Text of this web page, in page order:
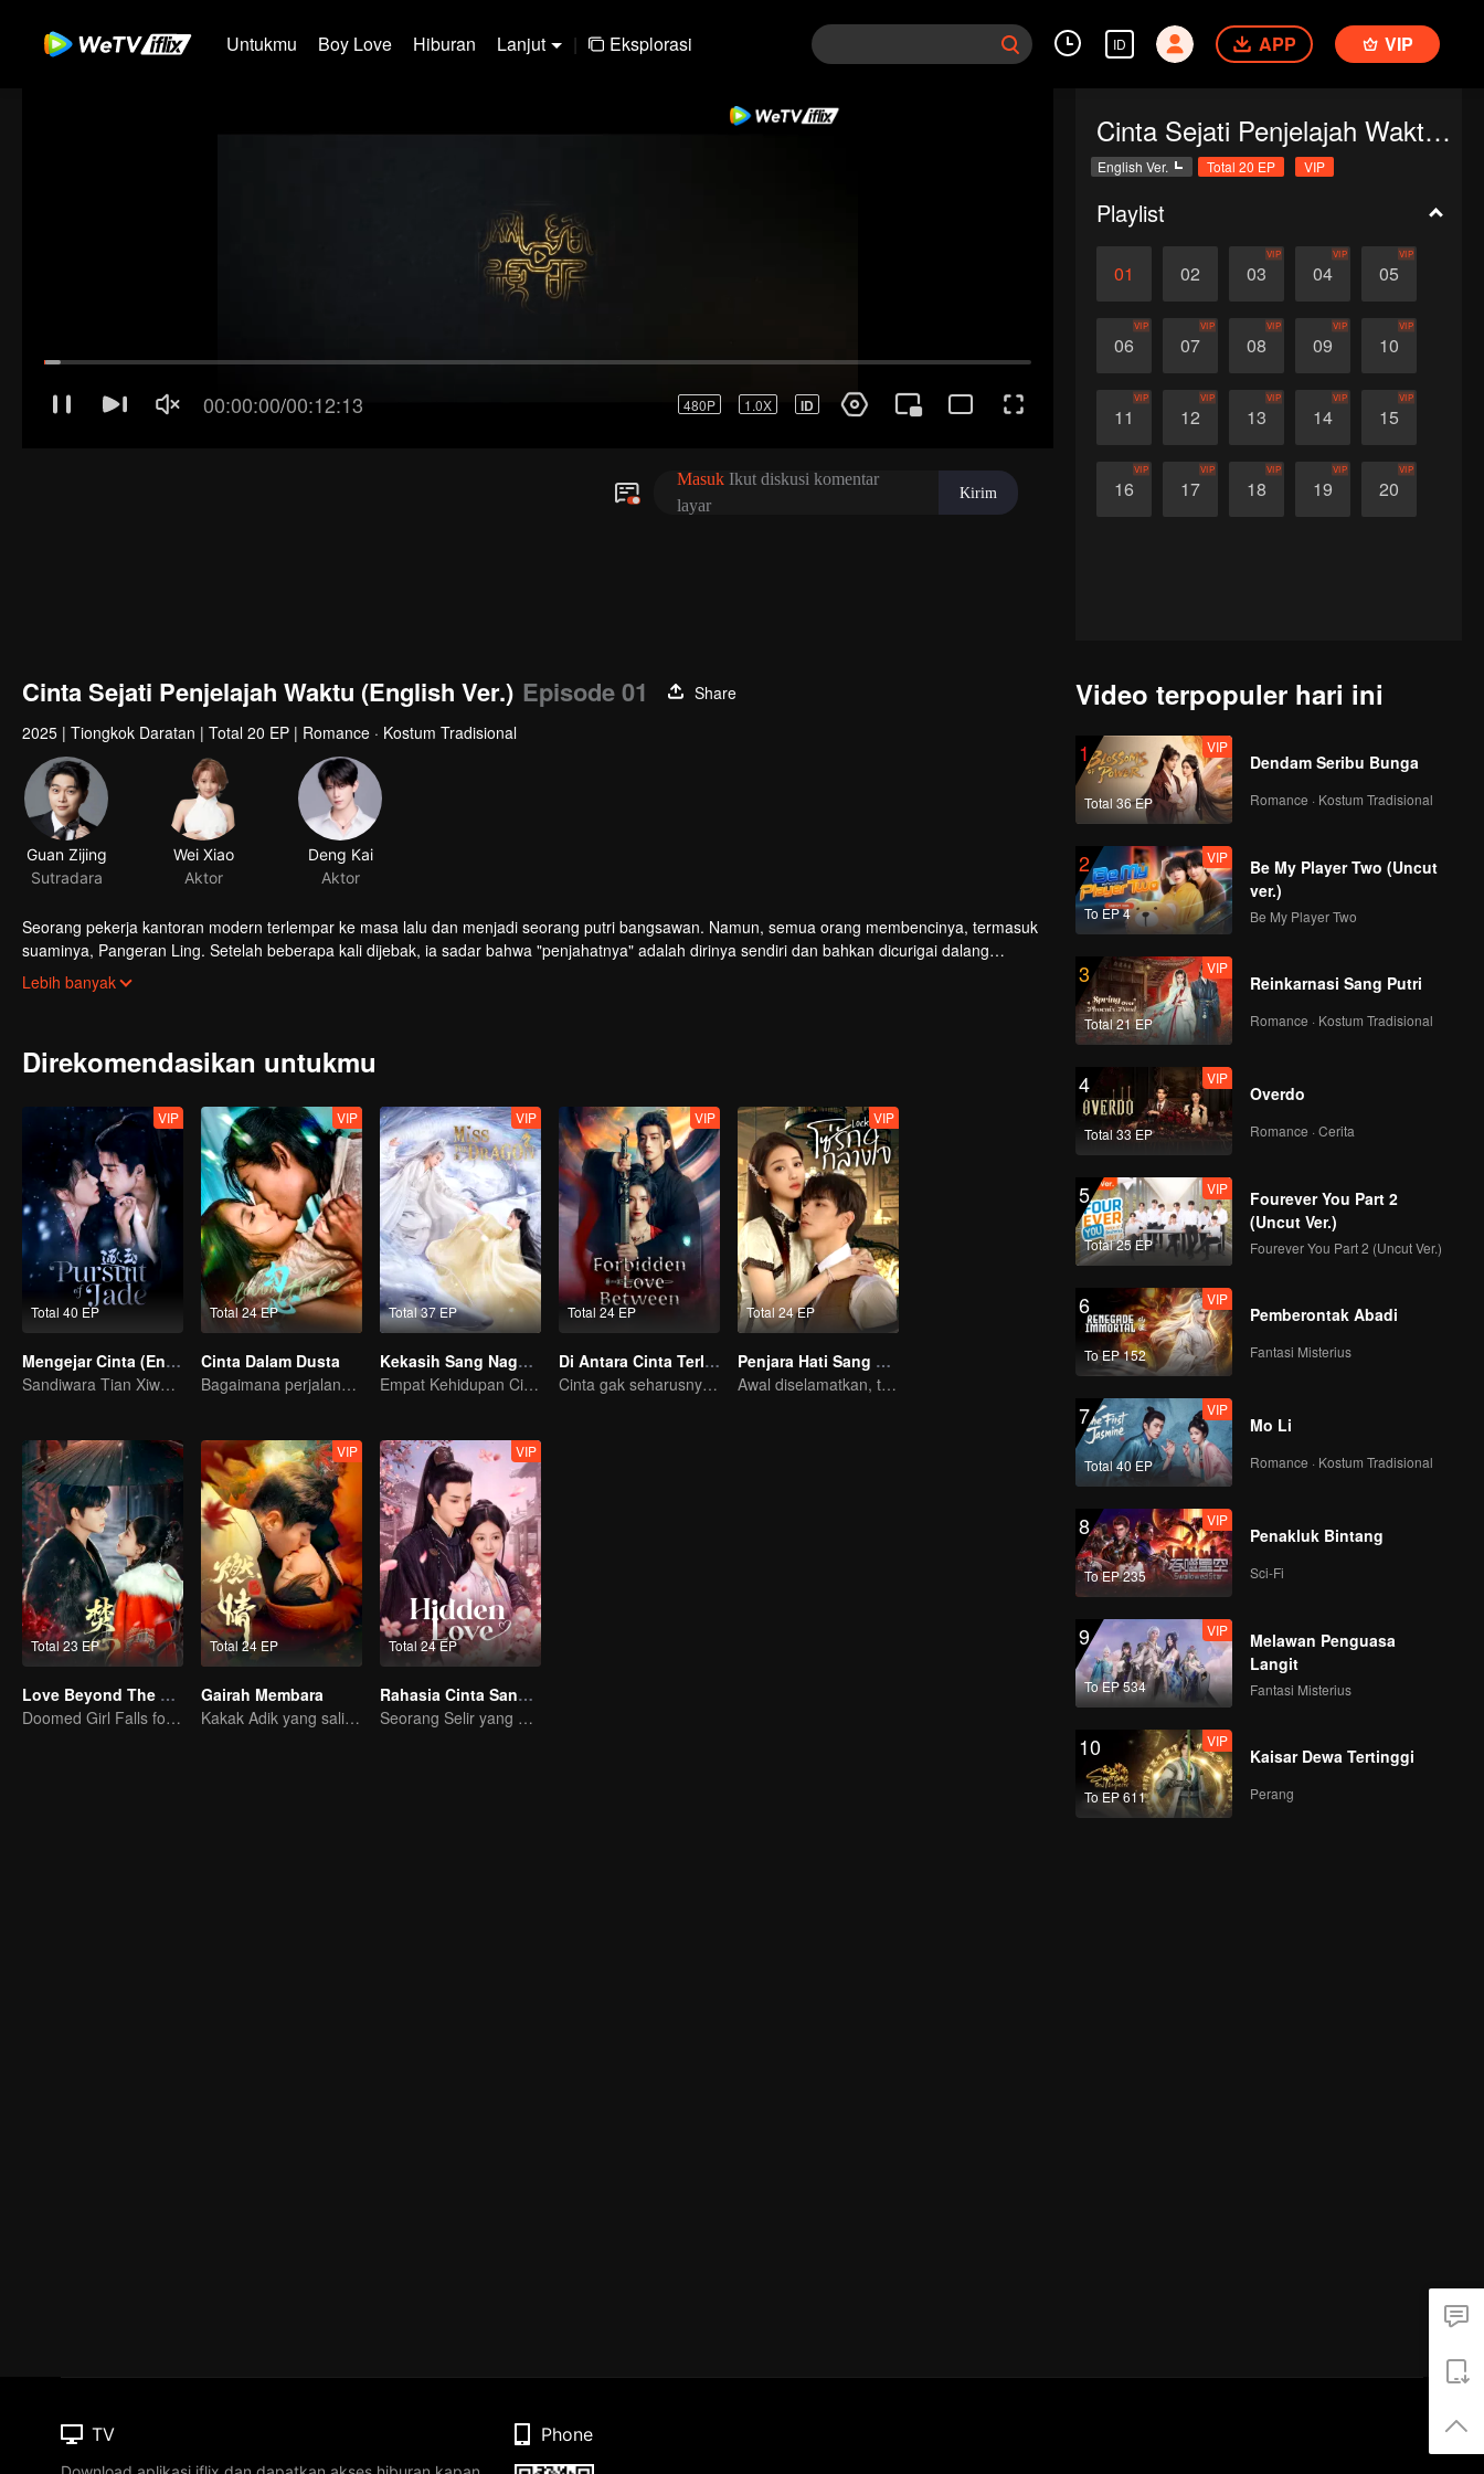
Untukmu Boy Love Hiburan Lanjut | Eksplorasi ID APP VIP
Cinta Sejati Penjelajah Waktu (English Ver.)
English Ver. Total 20 EP VIP
Playlist
01 02 03
VIP
04
VIP
05
VIP
06
VIP
07
VIP
08
VIP
09
VIP
10
VIP
11
VIP
12
VIP
13
VIP
14
VIP
15
VIP
16
VIP
17
VIP
18
VIP
19
VIP
20
VIP
Cinta Sejati Penjelajah Waktu (English Ver.) Episode 01
Share
2025 | Tiongkok Daratan | Total 20 EP | Romance · Kostum Tradisional
Guan Zijing
Sutradara
Wei Xiao
Aktor
Deng Kai
Aktor
Seorang pekerja kantoran modern terlempar ke masa lalu dan menjadi seorang putri bangsawan. Namun, semua orang membencinya, termasuk
suaminya, Pangeran Ling. Setelah beberapa kali dijebak, ia sadar bahwa "penjahatnya" adalah dirinya sendiri dan bahkan dicurigai dalang
kematian ibu Pangeran Ling! Bersama sang pangeran, ia pun mencari kebenaran.
Lebih banyak
Direkomendasikan untukmu
Total 40 EP
VIP
Mengejar Cinta (English Ver.)
Sandiwara Tian Xiwei dan Zhang Linghe berubah jadi cinta
Total 24 EP
VIP
Cinta Dalam Dusta
Bagaimana perjalana pelukis misterius balas dendam?
Total 37 EP
VIP
Kekasih Sang Naga (English Ver.)
Empat Kehidupan Cinta
Total 24 EP
VIP
Di Antara Cinta Terlarang
Cinta gak seharusnya ada antara mereka
Total 24 EP
VIP
Penjara Hati Sang Jenderal (Thai Ver.)
Awal diselamatkan, tetapi hanya untuk di kurung?
Total 23 EP
Love Beyond The Curse (Thai Ver.)
Doomed Girl Falls for the Immortal Vampire
Total 24 EP
VIP
Gairah Membara
Kakak Adik yang saling jatuh cinta? Bisakah mereka bersatu?
Total 24 EP
VIP
Rahasia Cinta Sang Selir
Seorang Selir yang ditindas akhirnya memberanikan diri untuk balas dendam!
Video terpopuler hari ini
1
Total 36 EP
VIP
Dendam Seribu Bunga
Romance · Kostum Tradisional
2
To EP 4
VIP
Be My Player Two (Uncut
ver.)
Be My Player Two
3
Total 21 EP
VIP
Reinkarnasi Sang Putri
Romance · Kostum Tradisional
4
Total 33 EP
VIP
Overdo
Romance · Cerita
5
Total 25 EP
VIP
Fourever You Part 2
(Uncut Ver.)
Fourever You Part 2 (Uncut Ver.)
6
To EP 152
VIP
Pemberontak Abadi
Fantasi Misterius
7
Total 40 EP
VIP
Mo Li
Romance · Kostum Tradisional
8
To EP 235
VIP
Penakluk Bintang
Sci-Fi
9
To EP 534
VIP
Melawan Penguasa
Langit
Fantasi Misterius
10
To EP 611
VIP
Kaisar Dewa Tertinggi
Perang
TV Phone